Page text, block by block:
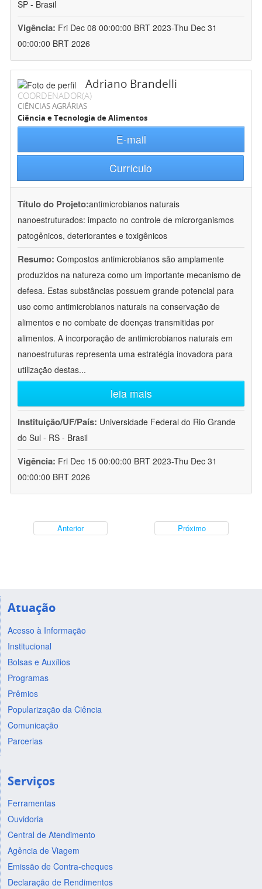
SP - Brasil
Vigência: Fri Dec 08 00:00:00 BRT 2023-Thu Dec 31
00:00:00 BRT 2026
Adriano Brandelli
COORDENADOR(A)
CIÊNCIAS AGRÁRIAS
Ciência e Tecnologia de Alimentos
E-mail
Currículo
Título do Projeto:antimicrobianos naturais
nanoestruturados: impacto no controle de microrganismos
patogênicos, deteriorantes e toxigênicos
Resumo: Compostos antimicrobianos são amplamente
produzidos na natureza como um importante mecanismo de
defesa. Estas substâncias possuem grande potencial para
uso como antimicrobianos naturais na conservação de
alimentos e no combate de doenças transmitidas por
alimentos. A incorporação de antimicrobianos naturais em
nanoestruturas representa uma estratégia inovadora para
utilização destas...
leia mais
Instituição/UF/País: Universidade Federal do Rio Grande
do Sul - RS - Brasil
Vigência: Fri Dec 15 00:00:00 BRT 2023-Thu Dec 31
00:00:00 BRT 2026
Anterior Próximo
Atuação
Acesso à Informação
Institucional
Bolsas e Auxílios
Programas
Prêmios
Popularização da Ciência
Comunicação
Parcerias
Serviços
Ferramentas
Ouvidoria
Central de Atendimento
Agência de Viagem
Emissão de Contra-cheques
Declaração de Rendimentos